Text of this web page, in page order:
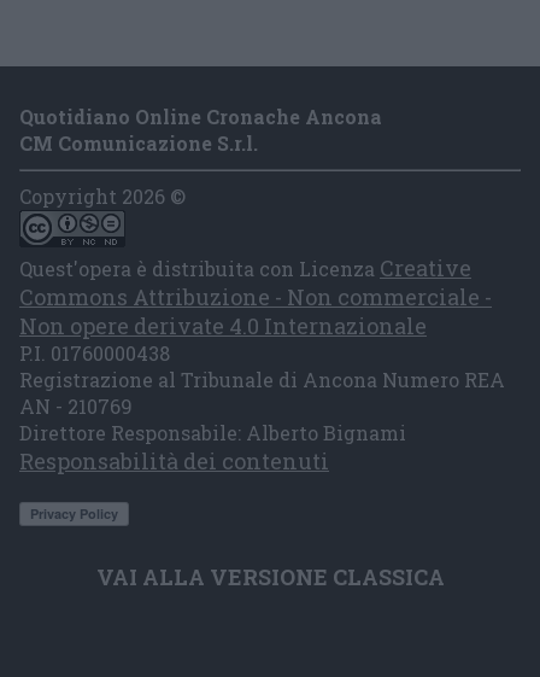
Quotidiano Online Cronache Ancona
CM Comunicazione S.r.l.
Copyright 2026 ©
Quest'opera è distribuita con Licenza Creative
Commons Attribuzione - Non commerciale -
Non opere derivate 4.0 Internazionale
P.I. 01760000438
Registrazione al Tribunale di Ancona Numero REA
AN - 210769
Direttore Responsabile: Alberto Bignami
Responsabilità dei contenuti
VAI ALLA VERSIONE CLASSICA